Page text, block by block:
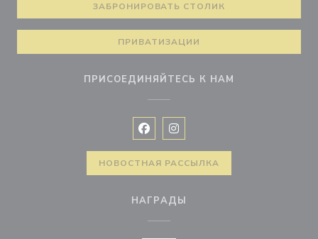
ЗАБРОНИРОВАТЬ СТОЛИК
ПРИВАТИЗАЦИИ
ПРИСОЕДИНЯЙТЕСЬ К НАМ
Facebook ((открывается в новом
Instagram ((открывается в
НОВОСТНАЯ РАССЫЛКА
НАГРАДЫ